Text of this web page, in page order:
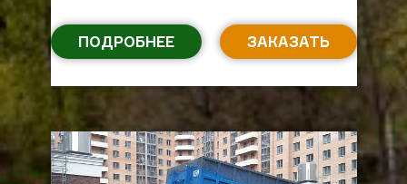
ПОДРОБНЕЕ ЗАКАЗАТЬ